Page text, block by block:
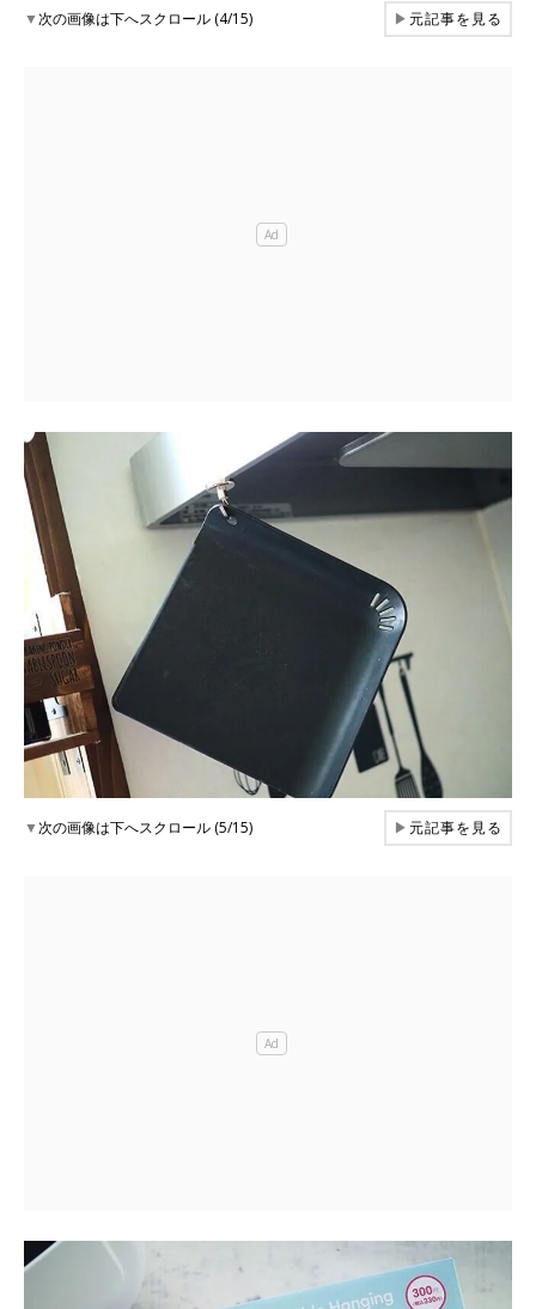
▼次の画像は下へスクロール (4/15) ▶元記事を見る
▼次の画像は下へスクロール (5/15) ▶元記事を見る